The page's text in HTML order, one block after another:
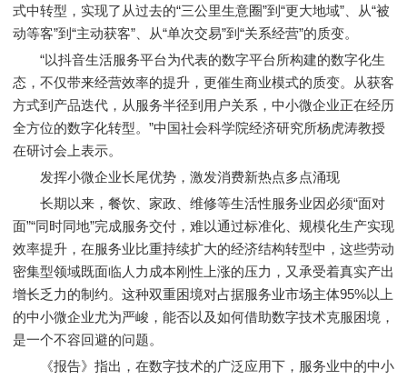
式中转型，实现了从过去的“三公里生意圈”到“更大地域”、从“被
动等客”到“主动获客”、从“单次交易”到“关系经营”的质变。
“以抖音生活服务平台为代表的数字平台所构建的数字化生
态，不仅带来经营效率的提升，更催生商业模式的质变。从获客
方式到产品迭代，从服务半径到用户关系，中小微企业正在经历
全方位的数字化转型。”中国社会科学院经济研究所杨虎涛教授
在研讨会上表示。
发挥小微企业长尾优势，激发消费新热点多点涌现
长期以来，餐饮、家政、维修等生活性服务业因必须“面对
面”“同时同地”完成服务交付，难以通过标准化、规模化生产实现
效率提升，在服务业比重持续扩大的经济结构转型中，这些劳动
密集型领域既面临人力成本刚性上涨的压力，又承受着真实产出
增长乏力的制约。这种双重困境对占据服务业市场主体95%以上
的中小微企业尤为严峻，能否以及如何借助数字技术克服困境，
是一个不容回避的问题。
《报告》指出，在数字技术的广泛应用下，服务业中的中小